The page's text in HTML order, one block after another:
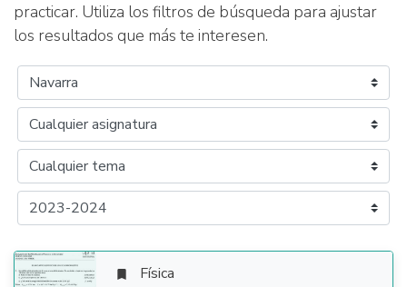
practicar. Utiliza los filtros de búsqueda para ajustar
los resultados que más te interesen.
 Física